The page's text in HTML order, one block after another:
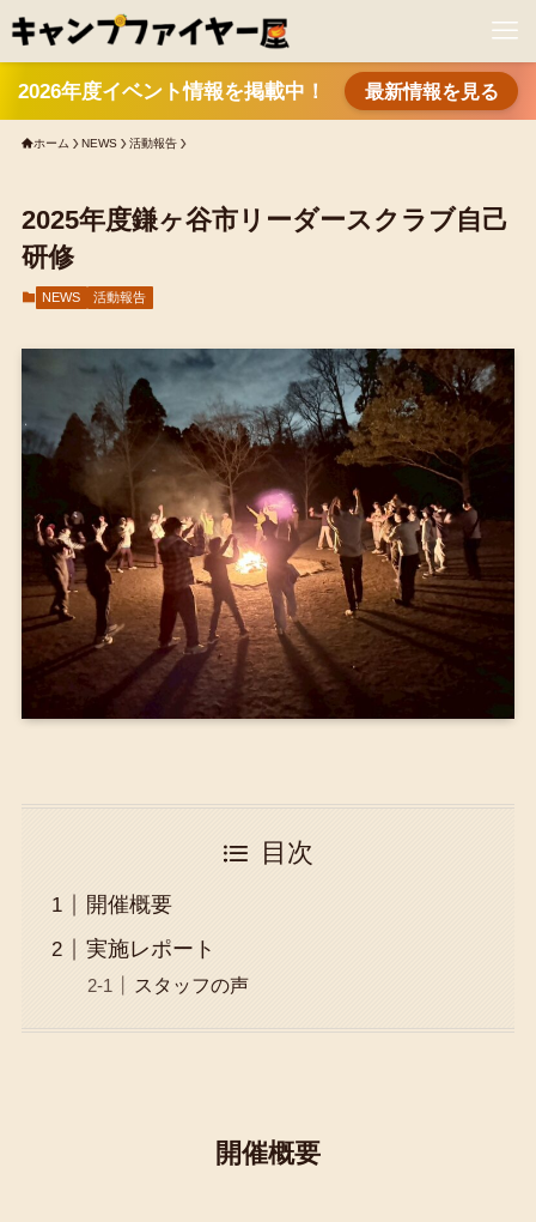
2026年度イベント情報を掲載中！ 最新情報を見る
ホーム NEWS 活動報告
2025年度鎌ヶ谷市リーダースクラブ自己
研修
NEWS 活動報告
目次
開催概要
実施レポート
スタッフの声
開催概要